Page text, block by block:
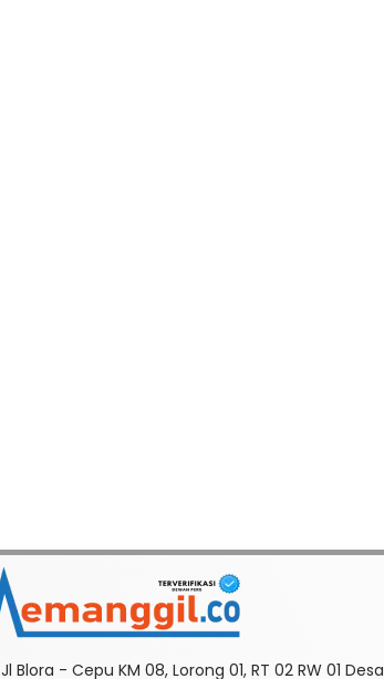
Jl Blora - Cepu KM 08, Lorong 01, RT 02 RW 01 Desa